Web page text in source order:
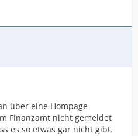
über eine Hompage
Finanzamt nicht gemeldet
es so etwas gar nicht gibt.